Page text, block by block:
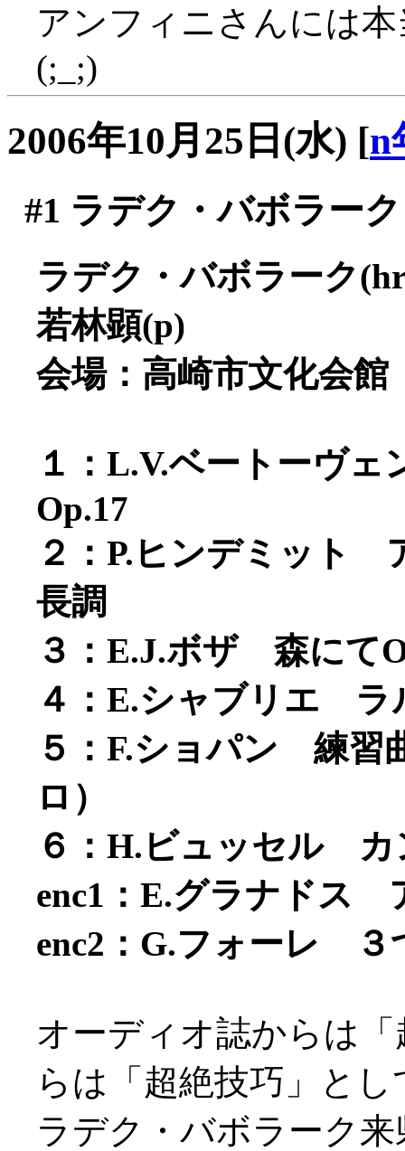
アンフィニさんには
(;_;)
2006年10月25日(水) [n
#1 ラデク・バボラー
ラデク・バボラーク
若林顕(p)
会場：高崎市文化会館
１：L.V.ベートーヴ
Op.17
２：P.ヒンデミット
長調
３：E.J.ボザ 森にて
４：E.シャブリエ ラ
５：F.ショパン 練習
ロ）
６：H.ビュッセル カ
enc1：E.グラナドス
enc2：G.フォーレ ３
オーディオ誌からは
らは「超絶技巧」と
ラデク・バボラーク